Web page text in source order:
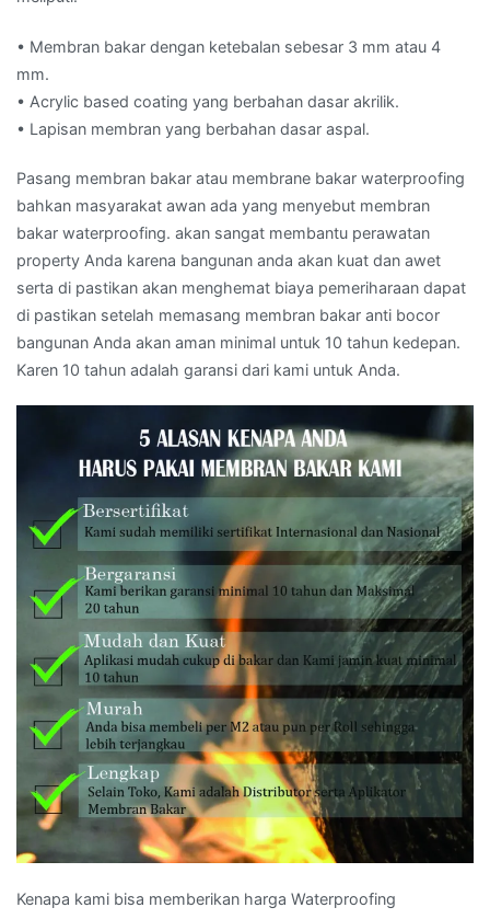
• Membran bakar dengan ketebalan sebesar 3 mm atau 4
mm.
• Acrylic based coating yang berbahan dasar akrilik.
• Lapisan membran yang berbahan dasar aspal.
Pasang membran bakar atau membrane bakar waterproofing
bahkan masyarakat awan ada yang menyebut membran
bakar waterproofing. akan sangat membantu perawatan
property Anda karena bangunan anda akan kuat dan awet
serta di pastikan akan menghemat biaya pemeriharaan dapat
di pastikan setelah memasang membran bakar anti bocor
bangunan Anda akan aman minimal untuk 10 tahun kedepan.
Karen 10 tahun adalah garansi dari kami untuk Anda.
Kenapa kami bisa memberikan harga Waterproofing